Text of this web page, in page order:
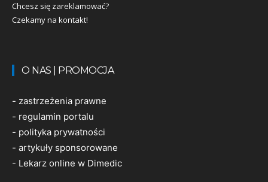
Chcesz się zareklamować?
Czekamy na kontakt!
O NAS | PROMOCJA
- zastrzeżenia prawne
- regulamin portalu
- polityka prywatności
- artykuły sponsorowane
- Lekarz online w Dimedic